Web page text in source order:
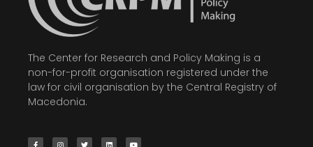
The Center for Research and Policy Making is a
non-for-profit organisation registered under the
law for civil organisation by the Central Registry of
Macedonia.